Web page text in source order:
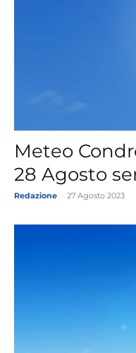
Meteo
28 Agosto
Redazione 27 Agosto 2023